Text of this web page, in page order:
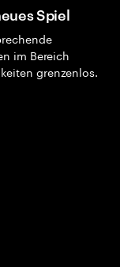
Spiel
im Bereich
grenzenlos.